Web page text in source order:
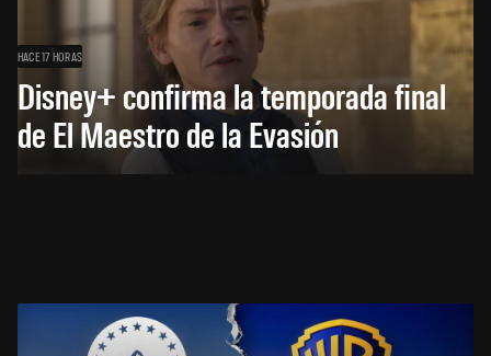
HACE 17 HORAS
Disney+ confirma la temporada final
de El Maestro de la Evasión